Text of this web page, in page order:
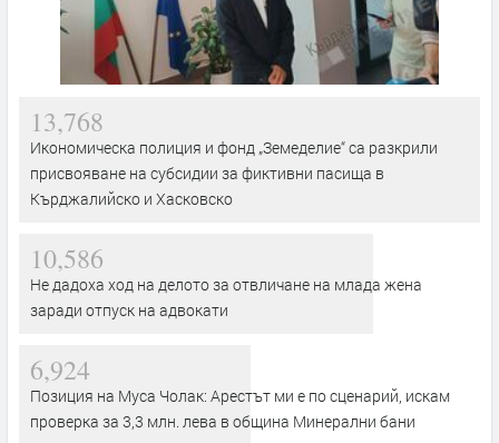
13,768
Икономическа полиция и фонд „Земеделие“ са разкрили
присвояване на субсидии за фиктивни пасища в
Кърджалийско и Хасковско
10,586
Не дадоха ход на делото за отвличане на млада жена
заради отпуск на адвокати
6,924
Позиция на Муса Чолак: Арестът ми е по сценарий, искам
проверка за 3,3 млн. лева в община Минерални бани